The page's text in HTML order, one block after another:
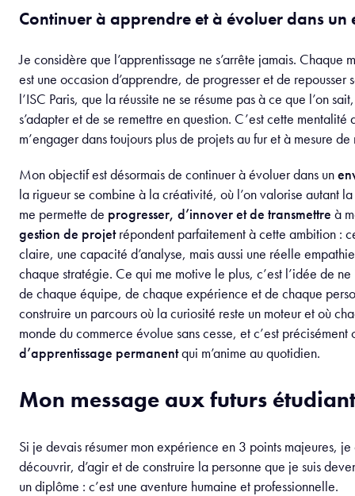
Continuer à apprendre et à évoluer dans
Je considère que l’apprentissage ne s’arrête jamais.
est une occasion d’apprendre, de progresser et de repousser
l’ISC Paris, que la réussite ne se résume pas à ce que l’on
s’adapter et de se remettre en question. C’est cette
m’engager dans toujours plus de projets au fur et à mesure
Mon objectif est désormais de continuer à évoluer dans un
la rigueur se combine à la créativité, où l’on valorise autant
me permette de progresser, d’innover et de transmettre à
gestion de projetrépondent parfaitement à cette ambition :
claire, une capacité d’analyse, mais aussi une réelle
chaque stratégie. Ce qui me motive le plus, c’est l’idée de
de chaque équipe, de chaque expérience et de chaque
construire un parcours où la curiosité reste un moteur et où
monde du commerce évolue sans cesse, et c’est
d’apprentissage permanentqui m’anime au quotidien.
Mon message aux futurs
Si je devais résumer mon expérience en 3 points majeures, je
découvrir, d’agir et de construire la personne que je suis
un diplôme : c’est une aventure humaine et professionnelle.